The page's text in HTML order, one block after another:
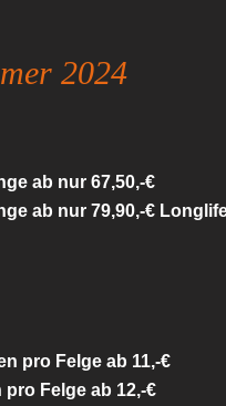
2024
ab nur 67,50,-€
ab nur 79,90,-€ Longlife
pro Felge ab 11,-€
Felge ab 12,-€